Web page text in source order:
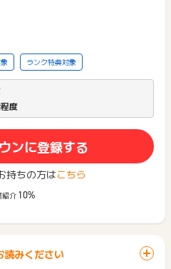
ランク特典対象
度
ンに登録する
持ちの方はこちら
紹介 10%
読みください